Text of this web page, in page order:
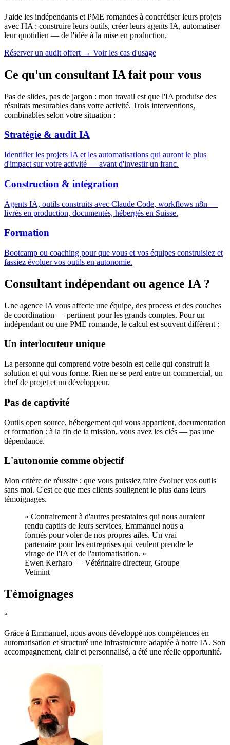
J'aide les indépendants et PME romandes à concrétiser leurs projets
avec l'IA : construire leurs outils, créer leurs agents IA, automatiser
leur quotidien — de l'idée à la mise en production.
Réserver un audit offert → Voir les cas d'usage
Ce qu'un consultant IA fait pour vous
Pas de slides, pas de jargon : mon travail est que l'IA produise des
résultats mesurables dans votre activité. Trois interventions,
combinables selon votre situation :
Stratégie & audit IA
Identifier les projets IA et les automatisations qui auront le plus
d'impact sur votre activité — avant d'investir un franc.
Construction & intégration
Agents IA, outils construits avec Claude Code, workflows n8n —
livrés en production, documentés, hébergés en Suisse.
Formation
Bootcamp ou coaching pour que vous et vos équipes construisiez et
fassiez évoluer vos outils en autonomie.
Consultant indépendant ou agence IA ?
Une agence IA vous affecte une équipe, des process et des couches
de coordination — pertinent pour les grands comptes. Pour un
indépendant ou une PME romande, le calcul est souvent différent :
Un interlocuteur unique
La personne qui comprend votre besoin est celle qui construit la
solution et qui vous forme. Rien ne se perd entre un commercial, un
chef de projet et un développeur.
Pas de captivité
Outils open source, hébergement qui vous appartient, documentation
et formation : à la fin de la mission, vous avez les clés — pas une
dépendance.
L'autonomie comme objectif
Mon critère de réussite : que vous puissiez faire évoluer vos outils
sans moi. C'est ce que mes clients soulignent le plus dans leurs
témoignages.
« Contrairement à d'autres prestataires qui nous auraient
rendu captifs de leurs services, Emmanuel nous a
formés pour voler de nos propres ailes. Un vrai
partenaire pour les entreprises qui veulent prendre le
virage de l'IA et de l'automatisation. »
Ewen Kerharo — Vétérinaire directeur, Groupe
Vetmint
Témoignages
“
Grâce à Emmanuel, nous avons développé nos compétences en
automatisation et structuré une infrastructure adaptée à notre IA. Son
accompagnement, clair et personnalisé, a été une réelle opportunité.